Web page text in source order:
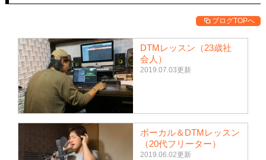
ブログTOPへ
DTMレッスン（23歳社
会人）
2019.07.03更新
ボーカル＆DTMレッスン
（20代フリーター）
2019.06.02更新